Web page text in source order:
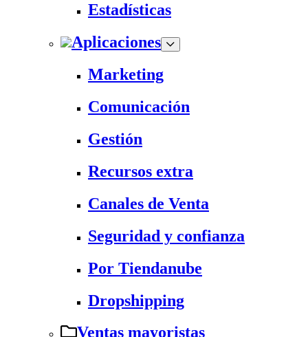
Estadísticas
Aplicaciones
Marketing
Comunicación
Gestión
Recursos extra
Canales de Venta
Seguridad y confianza
Por Tiendanube
Dropshipping
Ventas mayoristas